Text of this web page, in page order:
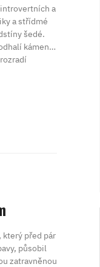
a
a střídmé
šedé.
kámen…
který před pár
působil
zatravněnou